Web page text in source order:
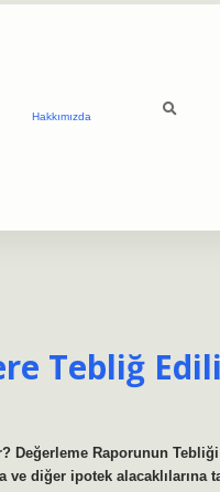
Hakkımızda
Tebliğ
Değerleme Raporunun
diğer ipotek alacaklılarına